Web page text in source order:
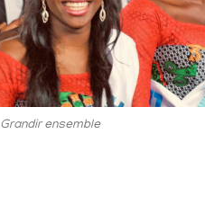
Grandir ensemble